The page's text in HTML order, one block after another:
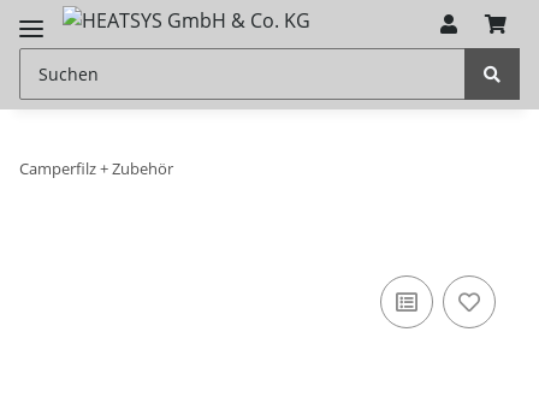
Camperfilz + Zubehör